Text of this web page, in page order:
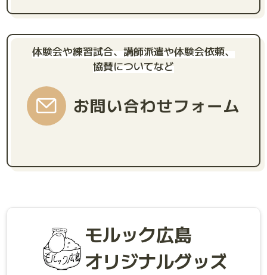
体験会や練習試合、講師派遣や体験会依頼、
協賛についてなど
お問い合わせフォーム
モルック広島
オリジナルグッズ